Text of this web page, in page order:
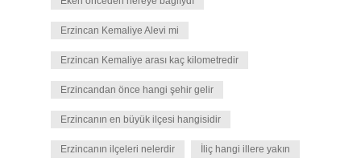
Erzincan Kemaliye Alevi mi
Erzincan Kemaliye arası kaç kilometredir
Erzincandan önce hangi şehir gelir
Erzincanın en büyük ilçesi hangisidir
Erzincanın ilçeleri nelerdir İliç hangi illere yakın